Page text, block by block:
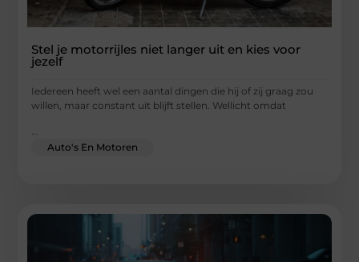
Stel je motorrijles niet langer uit en kies voor
jezelf
Iedereen heeft wel een aantal dingen die hij of zij graag zou
willen, maar constant uit blijft stellen. Wellicht omdat
...
Auto's En Motoren